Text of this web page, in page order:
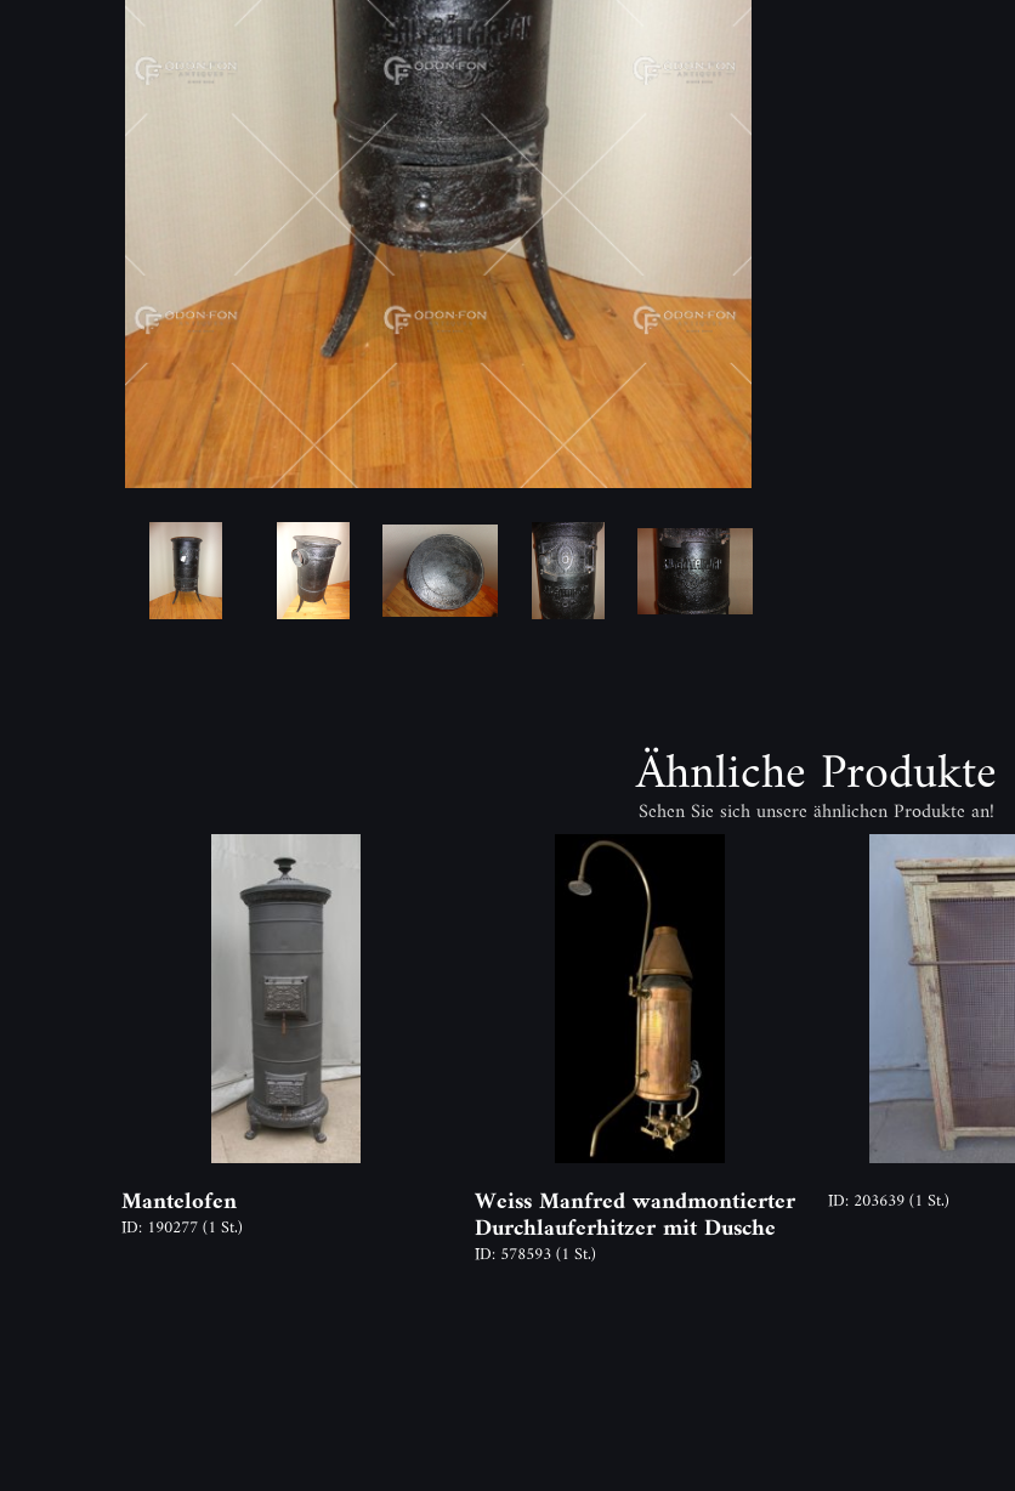
Ähnliche Produkte
Sehen Sie sich unsere ähnlichen Produkte an!
Mantelofen
ID: 190277(1 St.)
Weiss Manfred wandmontierter
Durchlauferhitzer mit Dusche
ID: 578593(1 St.)
ID: 203639(1 St.)